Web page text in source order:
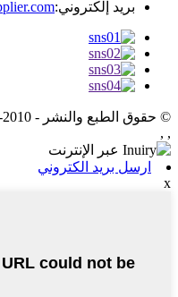
بريد إلكتروني:
© حقوق الطبع والنشر - 2010-2022: جميع الحقوق محفوظة.
, ,
ارسل بريد الكتروني
x